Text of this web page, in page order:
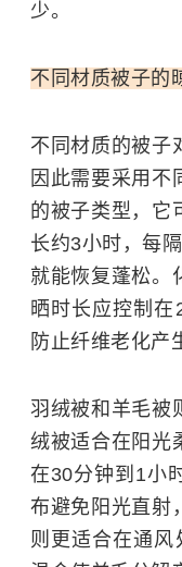
少。
不同材质被子的
不同材质的被子
因此需要采用不
的被子类型，它
长约3小时，每
就能恢复蓬松。
晒时长应控制在
防止纤维老化产
羽绒被和羊毛被
绒被适合在阳光
在30分钟到1小
布避免阳光直射
则更适合在通